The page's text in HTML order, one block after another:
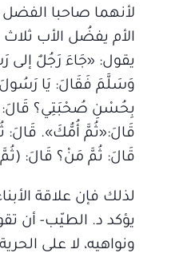
لأنهما صاحبا
الأم يفضُل الأب
يقول: «جَاءَ رَجُلٌ إلى
وَسَلَّمَ فَقَالَ: يَا
بِحُسْنِ صُحْبَتِي؟ قَالَ:
قَالَ:«ثُمَّ أُمُّكَ». قَالَ:
قَالَ: ثُمَّ مَنْ؟ قَالَ:
لذلك فإن علاقة
يؤكد د. الطيّب- أن
ونواهيه، لا على